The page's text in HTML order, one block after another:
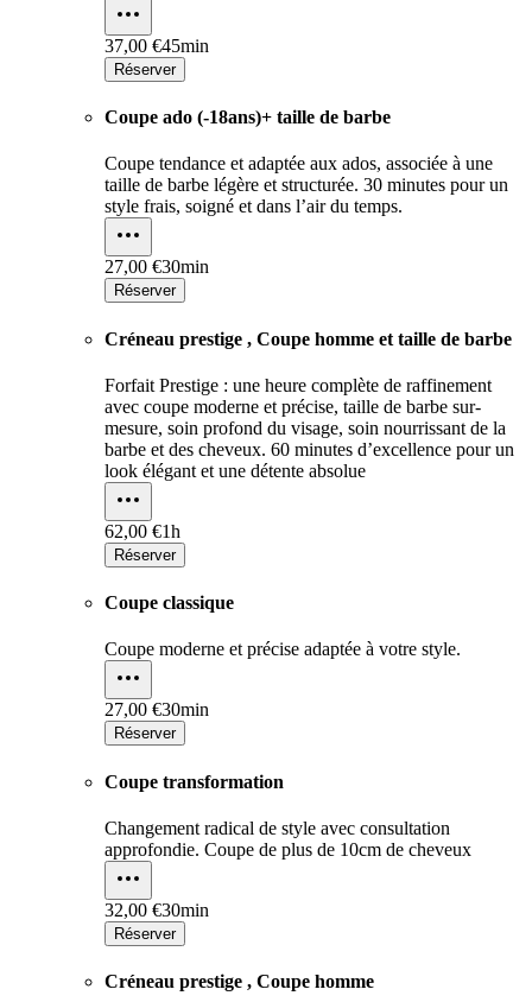
37,00 €45min
Réserver
Coupe ado (-18ans)+ taille de barbe
Coupe tendance et adaptée aux ados, associée à une
taille de barbe légère et structurée. 30 minutes pour un
style frais, soigné et dans l’air du temps.
27,00 €30min
Réserver
Créneau prestige , Coupe homme et taille de barbe
Forfait Prestige : une heure complète de raffinement
avec coupe moderne et précise, taille de barbe sur-
mesure, soin profond du visage, soin nourrissant de la
barbe et des cheveux. 60 minutes d’excellence pour un
look élégant et une détente absolue
62,00 €1h
Réserver
Coupe classique
Coupe moderne et précise adaptée à votre style.
27,00 €30min
Réserver
Coupe transformation
Changement radical de style avec consultation
approfondie. Coupe de plus de 10cm de cheveux
32,00 €30min
Réserver
Créneau prestige , Coupe homme